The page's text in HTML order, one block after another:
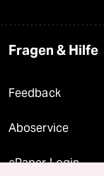
Fragen & Hilfe
Feedback
Aboservice
ePaper Login